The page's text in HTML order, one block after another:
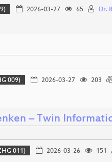
2026-03-27 65 Dr.
009) 2026-03-27 203
– Twin
011) 2026-03-26 151